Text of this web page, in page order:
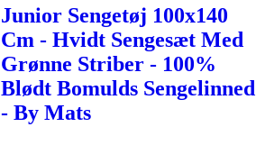
Junior Sengetøj 100x140
Cm - Hvidt Sengesæt Med
Grønne Striber - 100%
Blødt Bomulds Sengelinned
- By Mats